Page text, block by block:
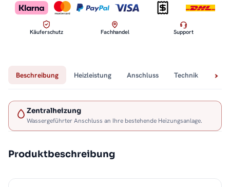
Käuferschutz Fachhandel Support
Beschreibung Heizleistung Anschluss Technik
Zentralheizung
Wassergeführter Anschluss an Ihre bestehende Heizungsanlage.
Produktbeschreibung